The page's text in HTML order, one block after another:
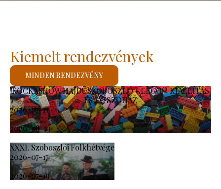
KOCKASHOW HAJDÚSZOBOSZLÓ - LEGO® KIÁLLÍTÁS
ÉS JÁTSZÓHÁZ
2026-07-11
-
2026-08-23
XXXI. Szoboszlói Folkhétvége
2026-07-17
-
2026-07-19
Kiemelt rendezvények
MINDEN RENDEZVÉNY